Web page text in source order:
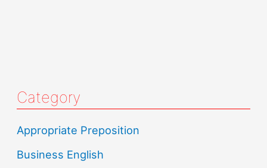
Category
Appropriate Preposition
Business English